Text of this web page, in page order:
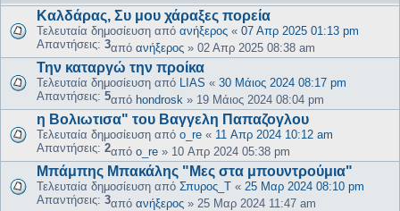
Καλδάρας, Συ μου χάραξες πορεία
Τελευταία δημοσίευση από ανήξερος « 07 Απρ 2025 01:13 pm
Απαντήσεις: 3από ανήξερος » 02 Απρ 2025 08:38 am
Την καταργώ την προίκα
Τελευταία δημοσίευση από LIAS « 30 Μάιος 2024 08:17 pm
Απαντήσεις: 5από hondrosk » 19 Μάιος 2024 08:04 pm
η Βολιωτισα" του Βαγγελη Παπαζογλου
Τελευταία δημοσίευση από o_re « 11 Απρ 2024 10:12 am
Απαντήσεις: 2από o_re » 10 Απρ 2024 05:38 pm
Μπάμπης Μπακάλης "Μες στα μπουντρούμια"
Τελευταία δημοσίευση από Σπυρος_Τ « 25 Μαρ 2024 08:10 pm
Απαντήσεις: 3από ανήξερος » 25 Μαρ 2024 11:47 am